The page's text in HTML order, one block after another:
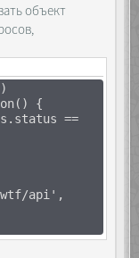
-
объект
{
==
api',